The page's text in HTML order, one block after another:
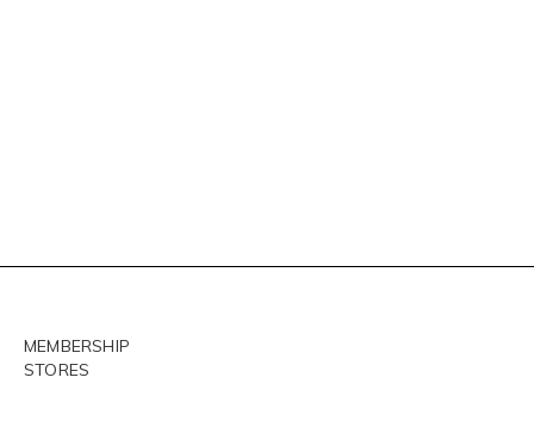
MEMBERSHIP
STORES